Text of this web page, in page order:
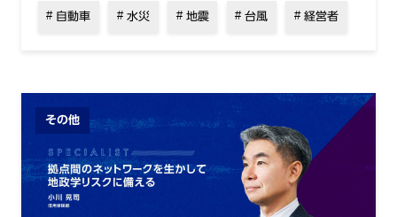
自動車 水災 地震 台風 経営者
その他